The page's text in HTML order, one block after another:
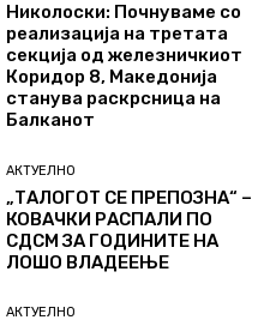
Николоски: Почнуваме со
реализација на третата
секција од железничкиот
Коридор 8, Македонија
станува раскрсница на
Балканот
АКТУЕЛНО
„ТАЛОГОТ СЕ ПРЕПОЗНА“ –
КОВАЧКИ РАСПАЛИ ПО
СДСМ ЗА ГОДИНИТЕ НА
ЛОШО ВЛАДЕЕЊЕ
АКТУЕЛНО